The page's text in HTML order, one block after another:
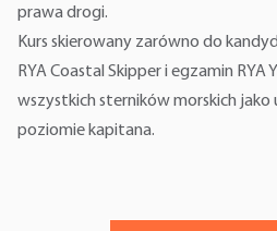
prawa drogi.
Kurs skierowany zarówno do
RYA Coastal Skipper i egzamin RYA
wszystkich sterników morskich jako
poziomie kapitana.